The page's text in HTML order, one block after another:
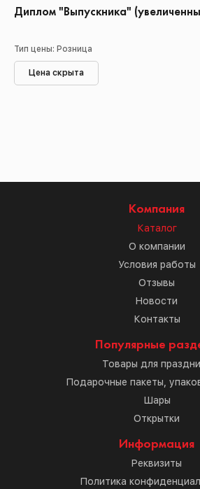
Диплом "Выпускника"
Тип цены: Розница
Цена скрыта
Компания
Каталог
О компании
Условия работы
Отзывы
Новости
Контакты
Популярные
Товары для
Подарочные пакеты,
Шары
Открытки
Информация
Реквизиты
Политика